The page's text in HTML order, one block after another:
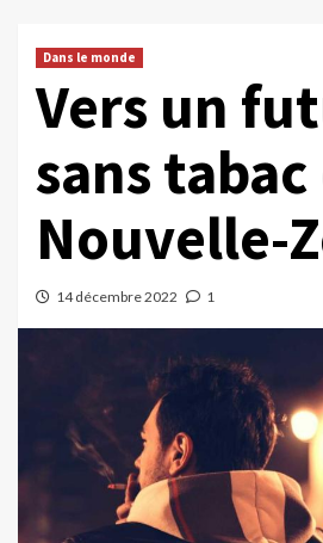
Dans le monde
Vers un
sans tabac
Nouvelle-
14 décembre 2022 1